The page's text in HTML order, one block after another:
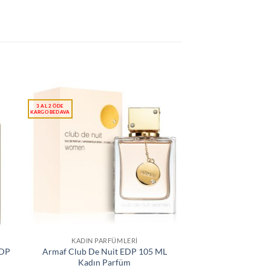
KADIN PARFÜMLERI
Armaf Club De Nuit EDP 105 ML
Kadın Parfüm